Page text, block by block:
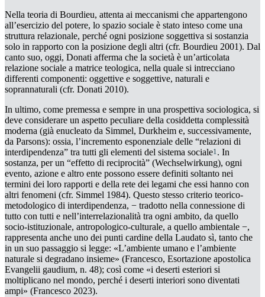
Nella teoria di Bourdieu, attenta ai meccanismi che appartengono
all’esercizio del potere, lo spazio sociale è stato inteso come una
struttura relazionale, perché ogni posizione soggettiva si sostanzia
solo in rapporto con la posizione degli altri (cfr. Bourdieu 2001). Dal
canto suo, oggi, Donati afferma che la società è un’articolata
relazione sociale a matrice teologica, nella quale si intrecciano
differenti componenti: oggettive e soggettive, naturali e
soprannaturali (cfr. Donati 2010).
In ultimo, come premessa e sempre in una prospettiva sociologica, si
deve considerare un aspetto peculiare della cosiddetta complessità
moderna (già enucleato da Simmel, Durkheim e, successivamente,
da Parsons): ossia, l’incremento esponenziale delle “relazioni di
interdipendenza” tra tutti gli elementi del sistema sociale1 . In
sostanza, per un “effetto di reciprocità” (Wechselwirkung), ogni
evento, azione e altro ente possono essere definiti soltanto nei
termini dei loro rapporti e della rete dei legami che essi hanno con
altri fenomeni (cfr. Simmel 1984). Questo stesso criterio teorico-
metodologico di interdipendenza, − tradotto nella connessione di
tutto con tutti e nell’interrelazionalità tra ogni ambito, da quello
socio-istituzionale, antropologico-culturale, a quello ambientale −,
rappresenta anche uno dei punti cardine della Laudato sì, tanto che
in un suo passaggio si legge: «L’ambiente umano e l’ambiente
naturale si degradano insieme» (Francesco, Esortazione apostolica
Evangelii gaudium, n. 48); così come «i deserti esteriori si
moltiplicano nel mondo, perché i deserti interiori sono diventati
ampi» (Francesco 2023).